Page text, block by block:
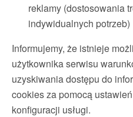
reklamy (dostosowania
indywidualnych potrzeb)
Informujemy, że istnieje
użytkownika serwisu
uzyskiwania dostępu do
cookies za pomocą
konfiguracji usługi.